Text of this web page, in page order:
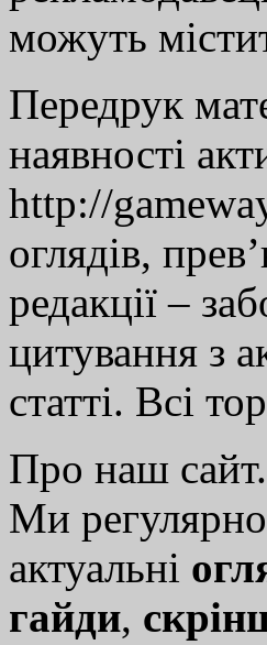
можуть
Передрук
наявності
http://
оглядів,
редакції –
цитування з
статті. Всі
Про наш
Ми
актуальні
гайди,